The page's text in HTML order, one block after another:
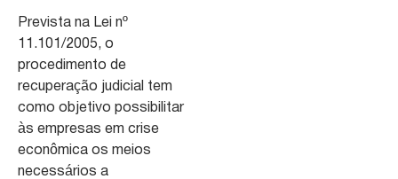
Prevista na Lei nº
11.101/2005, o
procedimento de
recuperação judicial tem
como objetivo possibilitar
às empresas em crise
econômica os meios
necessários a